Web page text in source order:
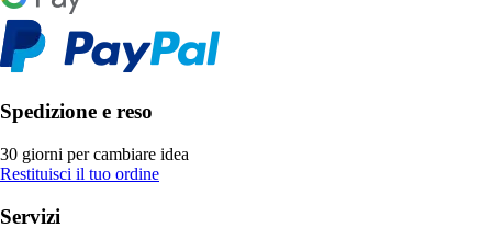
Spedizione e reso
30 giorni per cambiare idea
Restituisci il tuo ordine
Servizi